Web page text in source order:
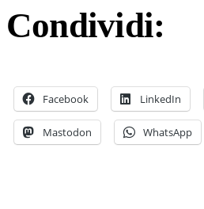
Condividi:
Facebook LinkedIn
Mastodon WhatsApp